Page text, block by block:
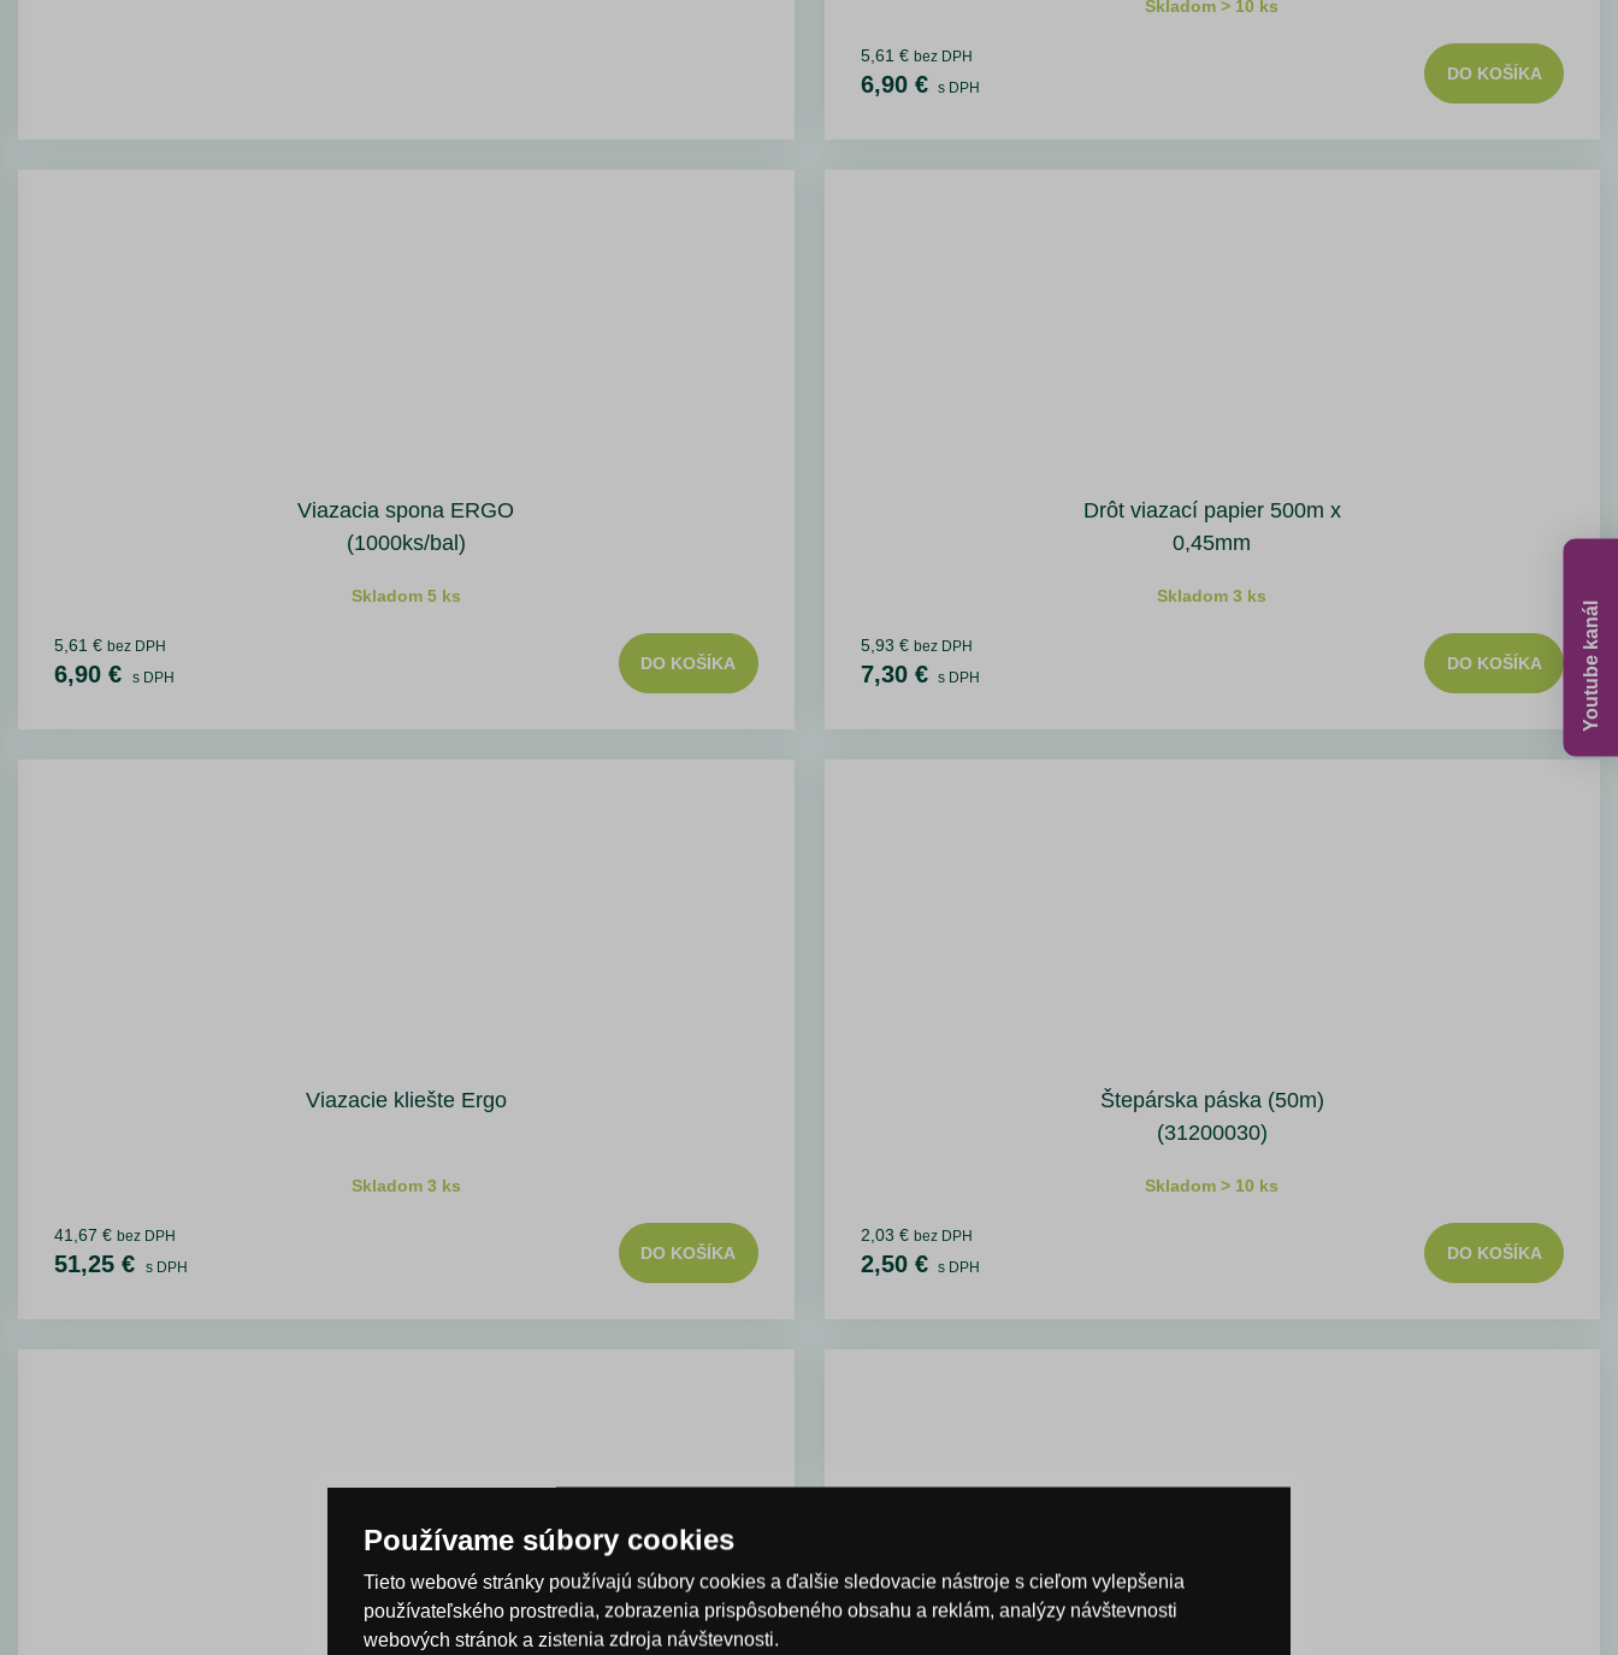
Skladom > 10 ks
5,61 € bez DPH
6,90 € s DPH
DO KOŠÍKA
Viazacia spona ERGO
(1000ks/bal)
Skladom 5 ks
5,61 € bez DPH
6,90 € s DPH
DO KOŠÍKA
Drôt viazací papier 500m x
0,45mm
Skladom 3 ks
5,93 € bez DPH
7,30 € s DPH
DO KOŠÍKA
Viazacie kliešte Ergo
Skladom 3 ks
41,67 € bez DPH
51,25 € s DPH
DO KOŠÍKA
Štepárska páska (50m)
(31200030)
Skladom > 10 ks
2,03 € bez DPH
2,50 € s DPH
DO KOŠÍKA
Youtube kanál
Používame súbory cookies
Tieto webové stránky používajú súbory cookies a ďalšie sledovacie nástroje s cieľom vylepšenia
používateľského prostredia, zobrazenia prispôsobeného obsahu a reklám, analýzy návštevnosti
webových stránok a zistenia zdroja návštevnosti.